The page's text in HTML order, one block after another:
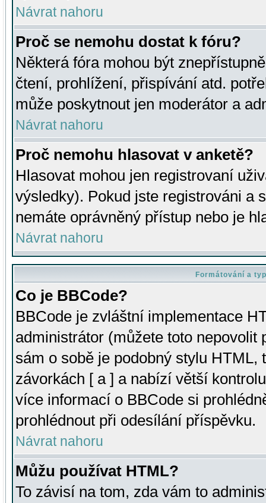
Návrat nahoru
Proč se nemohu dostat k fóru?
Některá fóra mohou být
čtení, prohlížení, přispívání atd.
může poskytnout jen moderátor a
Návrat nahoru
Proč nemohu hlasovat v anketě?
Hlasovat mohou jen registrovaní
výsledky). Pokud jste registrováni a
nemáte oprávněný přístup nebo je
Návrat nahoru
Formátování a
Co je BBCode?
BBCode je zvláštní implementace
administrátor (můžete toto
sám o sobě je podobný stylu HTML,
závorkách [ a ] a nabízí větší
více informací o BBCode si
prohlédnout při odesílání příspěvku.
Návrat nahoru
Můžu používat HTML?
To závisí na tom, zda vám to